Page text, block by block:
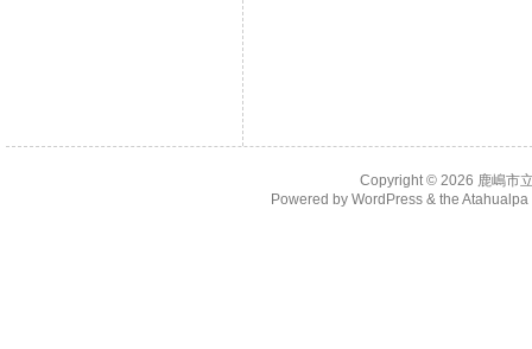
Copyright © 2026 鹿嶋市
Powered by WordPress& the Atahualpa